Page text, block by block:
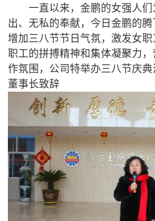
一直以来，金鹏的女强人们
出、无私的奉献，今日金鹏的
增加三八节节日气氛，激发女
职工的拼搏精神和集体凝聚力
作氛围，公司特举办三八节庆典
董事长致辞